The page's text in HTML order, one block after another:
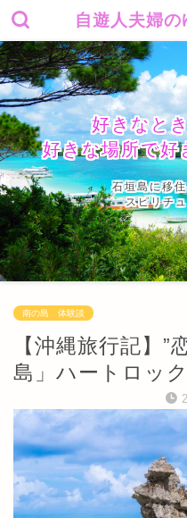
自遊人夫婦
好きなと
好きな場所で好
石垣島に移
スピリチ
南の島 体験談
【沖縄旅行記】”
島」ハートロッ